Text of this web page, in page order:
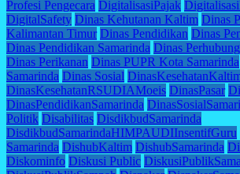
Profesi Pengecara DigitalisasiPajak
DigitalSafety Dinas Kehutanan Kaltim Dinas
Kalimantan Timur Dinas Pendidikan Dinas
Dinas Pendidikan Samarinda Dinas
Dinas Perikanan Dinas PUPR Kota Samarinda
Samarinda Dinas Sosial
DinasKesehatanRSUDIAMoeis DinasPasar
DinasPendidikanSamarinda
Politik Disabilitas DisdikbudSamarinda
DisdikbudSamarindaHIMPAUDIInsentifGuru
Samarinda DishubKaltim DishubSamarinda
Diskominfo Diskusi Public